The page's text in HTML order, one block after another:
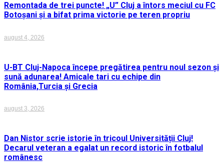
Remontada de trei puncte! „U” Cluj a întors meciul cu FC
Botoșani și a bifat prima victorie pe teren propriu
august 4, 2026
U-BT Cluj-Napoca începe pregătirea pentru noul sezon și
sună adunarea! Amicale tari cu echipe din
România,Turcia și Grecia
august 3, 2026
Dan Nistor scrie istorie în tricoul Universității Cluj!
Decarul veteran a egalat un record istoric în fotbalul
românesc